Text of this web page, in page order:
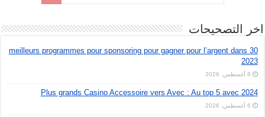
اخر التصحيحات
30 meilleurs programmes pour sponsoring pour gagner pour l’argent dans
2023
6 أغسطس، 2026
Plus grands Casino Accessoire vers Avec : Au top 5 avec 2024
6 أغسطس، 2026